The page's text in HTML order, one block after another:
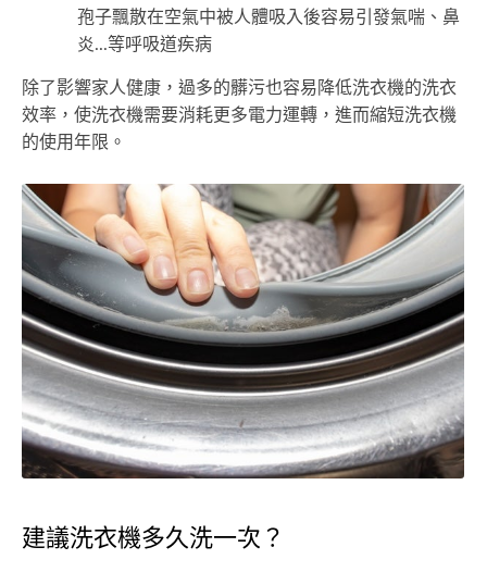
孢子飄散在空氣中被人體吸入後容易引發氣喘、鼻
炎...等呼吸道疾病
除了影響家人健康，過多的髒污也容易降低洗衣機的洗衣
效率，使洗衣機需要消耗更多電力運轉，進而縮短洗衣機
的使用年限。
建議洗衣機多久洗一次？